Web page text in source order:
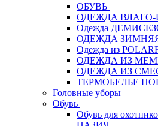
ОБУВЬ
ОДЕЖДА
Одежда
ОДЕЖДА
Одежда из
ОДЕЖДА ИЗ
ОДЕЖДА ИЗ
ТЕРМОБЕЛЬЕ
Головные уборы
Обувь
Обувь для